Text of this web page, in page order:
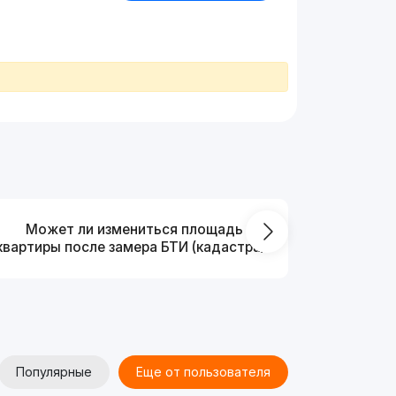
Может ли измениться площадь
после замера БТИ (кадастра)?
Популярные Еще от пользователя